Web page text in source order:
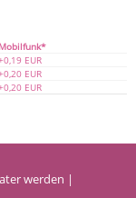
Mobilfunk*
EUR
EUR
EUR
werden |